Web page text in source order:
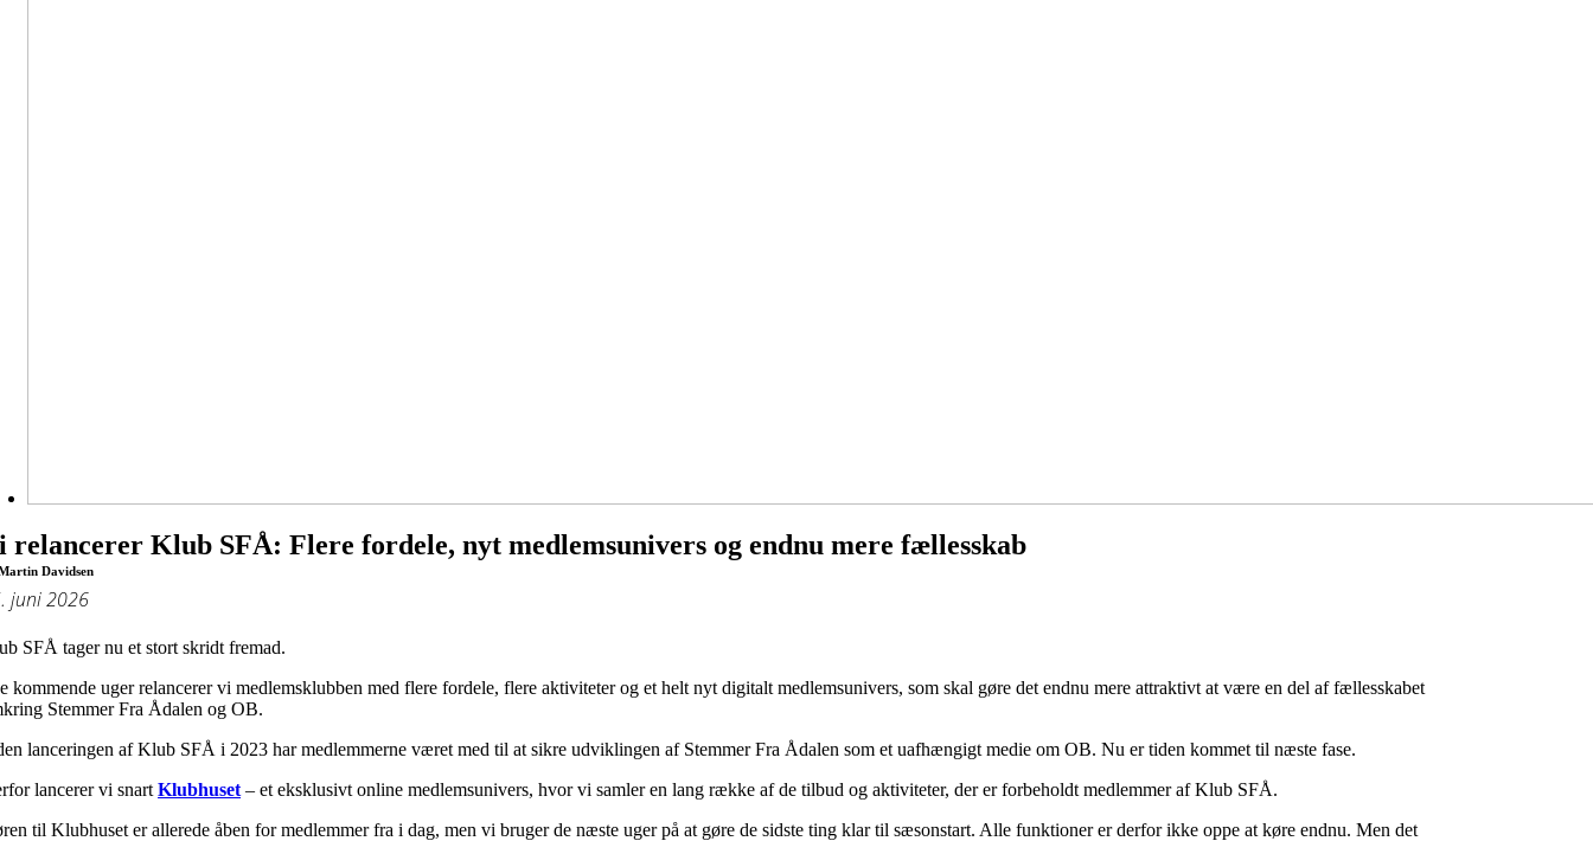
relancerer Klub SFÅ: Flere fordele, nyt medlemsunivers og endnu mere fællesskab
Davidsen
juni 2026
SFÅ tager nu et stort skridt fremad.
kommende uger relancerer vi medlemsklubben med flere fordele, flere aktiviteter og et helt nyt digitalt medlemsunivers, som skal gøre det endnu mere attraktivt at være en del af fællesskabet
Stemmer Fra Ådalen og OB.
lanceringen af Klub SFÅ i 2023 har medlemmerne været med til at sikre udviklingen af Stemmer Fra Ådalen som et uafhængigt medie om OB. Nu er tiden kommet til næste fase.
lancerer vi snartKlubhuset – et eksklusivt online medlemsunivers, hvor vi samler en lang række af de tilbud og aktiviteter, der er forbeholdt medlemmer af Klub SFÅ.
til Klubhuset er allerede åben for medlemmer fra i dag, men vi bruger de næste uger på at gøre de sidste ting klar til sæsonstart. Alle funktioner er derfor ikke oppe at køre endnu. Men det